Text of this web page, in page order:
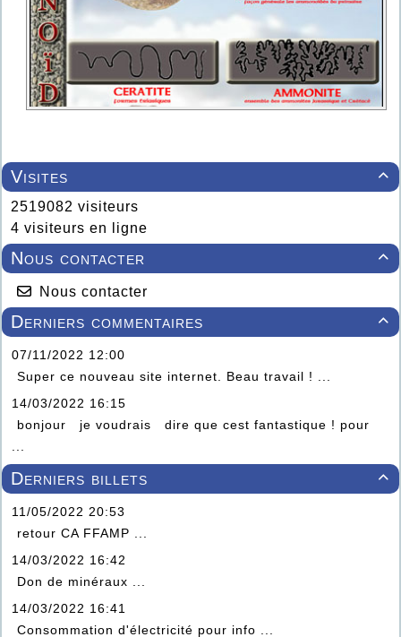

Visites
2519082 visiteurs
4 visiteurs en ligne

Nous contacter
Nous contacter

Derniers commentaires
07/11/2022 12:00
Super ce nouveau site internet. Beau travail ! ...
14/03/2022 16:15
bonjour je voudrais dire que cest fantastique ! pour

Derniers billets
11/05/2022 20:53
retour CA FFAMP ...
14/03/2022 16:42
Don de minéraux ...
14/03/2022 16:41
Consommation d'électricité pour info ...